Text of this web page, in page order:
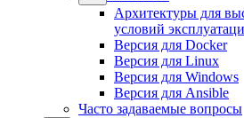
Архитектуры для
условий
Версия для Docker
Версия для Linux
Версия для Windows
Версия для Ansible
Часто задаваемые вопросы